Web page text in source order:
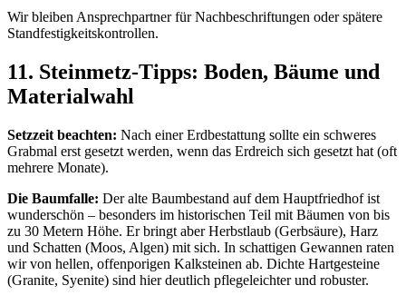
Wir bleiben Ansprechpartner für Nachbeschriftungen oder spätere
Standfestigkeitskontrollen.
11. Steinmetz-Tipps: Boden, Bäume und
Materialwahl
Setzzeit beachten: Nach einer Erdbestattung sollte ein schweres
Grabmal erst gesetzt werden, wenn das Erdreich sich gesetzt hat (oft
mehrere Monate).
Die Baumfalle: Der alte Baumbestand auf dem Hauptfriedhof ist
wunderschön – besonders im historischen Teil mit Bäumen von bis
zu 30 Metern Höhe. Er bringt aber Herbstlaub (Gerbsäure), Harz
und Schatten (Moos, Algen) mit sich. In schattigen Gewannen raten
wir von hellen, offenporigen Kalksteinen ab. Dichte Hartgesteine
(Granite, Syenite) sind hier deutlich pflegeleichter und robuster.